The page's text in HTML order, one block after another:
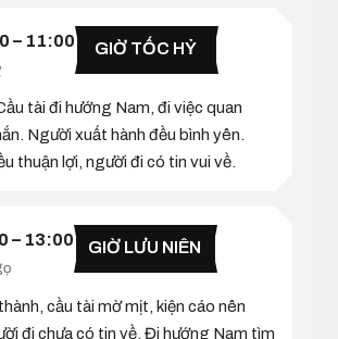
– 11:00 GIỜ TỐC HỶ
tài đi hướng Nam, đi việc quan
Người xuất hành đều bình yên.
thuận lợi, người đi có tin vui về.
– 13:00 GIỜ LƯU NIÊN
cầu tài mờ mịt, kiện cáo nên
đi chưa có tin về. Đi hướng Nam tìm